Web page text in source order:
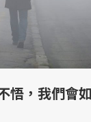
悟，我們會